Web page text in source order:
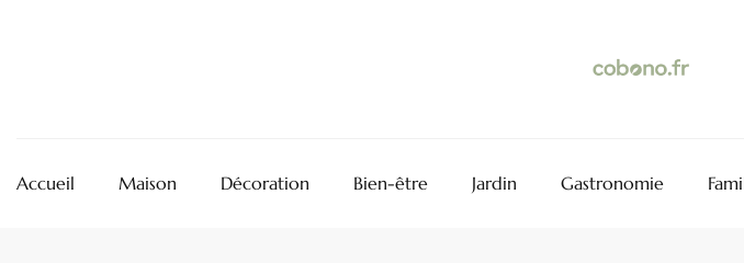
Accueil Maison Décoration Bien-être Jardin Gastronomie